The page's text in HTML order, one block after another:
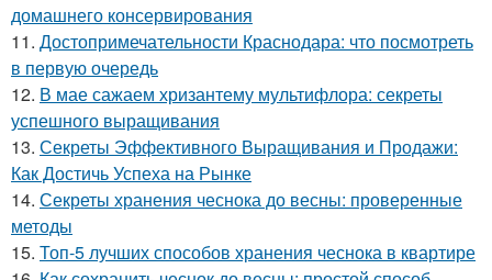
домашнего консервирования
11. Достопримечательности Краснодара: что посмотреть
в первую очередь
12. В мае сажаем хризантему мультифлора: секреты
успешного выращивания
13. Секреты Эффективного Выращивания и Продажи:
Как Достичь Успеха на Рынке
14. Секреты хранения чеснока до весны: проверенные
методы
15. Топ-5 лучших способов хранения чеснока в квартире